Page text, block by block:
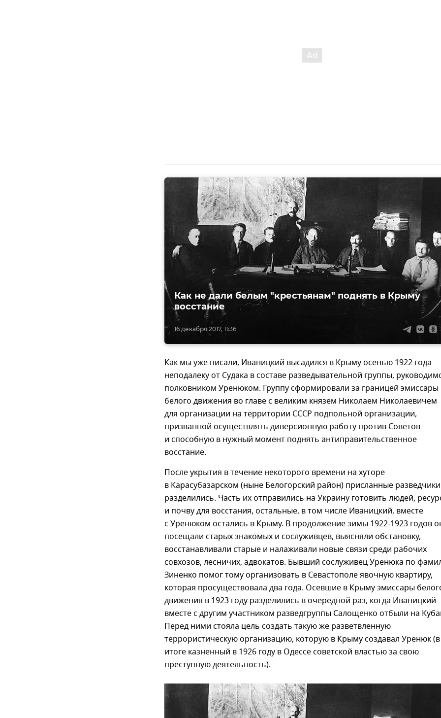
16 декабря 2017, 11:36
Как не дали белым "крестьянам" поднять в Крыму
восстание
Как мы уже писали, Иваницкий высадился в Крыму осенью 1922 года
неподалеку от Судака в составе разведывательной группы,
полковником Уренюком. Группу сформировали за границей эмиссары
белого движения во главе с великим князем Николаем Николаевичем
для организации на территории СССР подпольной организации,
призванной осуществлять диверсионную работу против Советов
и способную в нужный момент поднять антиправительственное
восстание.
После укрытия в течение некоторого времени на хуторе
в Карасубазарском (ныне Белогорский район) присланные разведчики
разделились. Часть их отправились на Украину готовить людей,
и почву для восстания, остальные, в том числе Иваницкий, вместе
с Уренюком остались в Крыму. В продолжение зимы 1922-1923 годов
посещали старых знакомых и сослуживцев, выясняли обстановку,
восстанавливали старые и налаживали новые связи среди рабочих
совхозов, лесничих, адвокатов. Бывший сослуживец Уренюка по
Зиненко помог тому организовать в Севастополе явочную квартиру,
которая просуществовала два года. Осевшие в Крыму эмиссары
движения в 1923 году разделились в очередной раз, когда Иваницкий
вместе с другим участником разведгруппы Салощенко отбыли на
Перед ними стояла цель создать такую же разветвленную
террористическую организацию, которую в Крыму создавал Уренюк (в
итоге казненный в 1926 году в Одессе советской властью за свою
преступную деятельность).